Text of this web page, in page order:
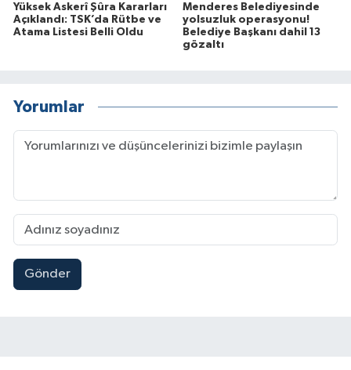
Yüksek Askerî Şûra Kararları
Açıklandı: TSK’da Rütbe ve
Atama Listesi Belli Oldu
Menderes Belediyesinde
yolsuzluk operasyonu!
Belediye Başkanı dahil 13
gözaltı
Yorumlar
Gönder